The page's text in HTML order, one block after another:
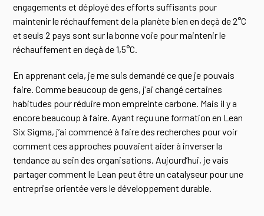
engagements et déployé des efforts suffisants pour
maintenir le réchauffement de la planète bien en deçà de 2°C
et seuls 2 pays sont sur la bonne voie pour maintenir le
réchauffement en deçà de 1,5°C.
En apprenant cela, je me suis demandé ce que je pouvais
faire. Comme beaucoup de gens, j’ai changé certaines
habitudes pour réduire mon empreinte carbone. Mais il y a
encore beaucoup à faire. Ayant reçu une formation en Lean
Six Sigma, j’ai commencé à faire des recherches pour voir
comment ces approches pouvaient aider à inverser la
tendance au sein des organisations. Aujourd’hui, je vais
partager comment le Lean peut être un catalyseur pour une
entreprise orientée vers le développement durable.